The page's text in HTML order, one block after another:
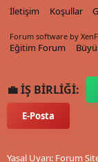
İletişim
Koşullar
Forum software by
Eğitim Forum
💼 İŞ BİRLİĞİ:
E-Posta
Yasal Uyarı: Forum